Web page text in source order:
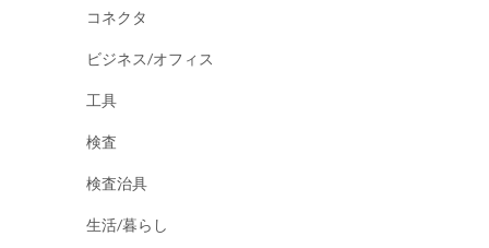
コネクタ
ビジネス/オフィス
工具
検査
検査治具
生活/暮らし